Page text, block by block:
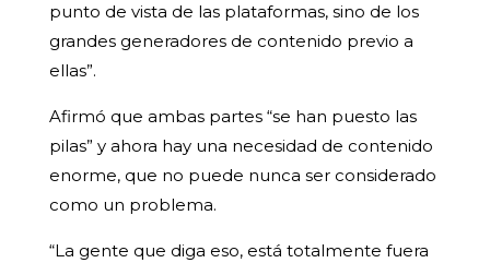
punto de vista de las plataformas, sino de los
grandes generadores de contenido previo a
ellas”.
Afirmó que ambas partes “se han puesto las
pilas” y ahora hay una necesidad de contenido
enorme, que no puede nunca ser considerado
como un problema.
“La gente que diga eso, está totalmente fuera